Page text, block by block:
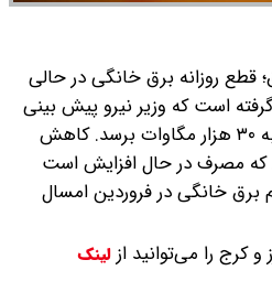
قطع روزانه برق خانگی در حالی
گرفته است که وزیر نیرو پیش بینی
کاهش
که مصرف در حال افزایش است
برق خانگی در فروردین امسال
و کرج را می‌توانید از لینک